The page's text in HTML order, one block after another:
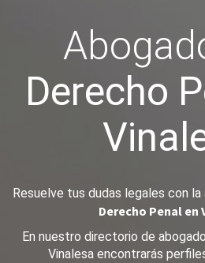
Derecho
Resuelve tus dudas legales con la
Derecho Penal en
En nuestro directorio de
Vinalesa encontrarás